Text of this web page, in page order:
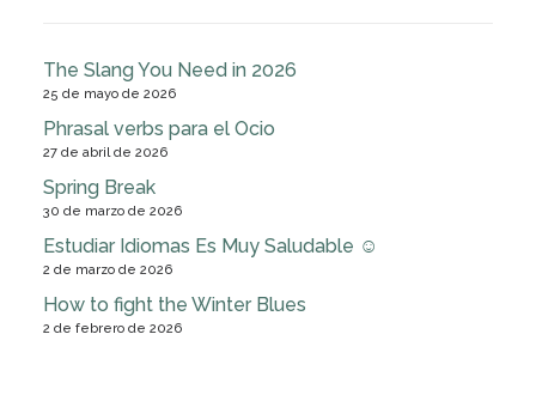
The Slang You Need in 2026
25 de mayo de 2026
Phrasal verbs para el Ocio
27 de abril de 2026
Spring Break
30 de marzo de 2026
Estudiar Idiomas Es Muy Saludable ☺
2 de marzo de 2026
How to fight the Winter Blues
2 de febrero de 2026